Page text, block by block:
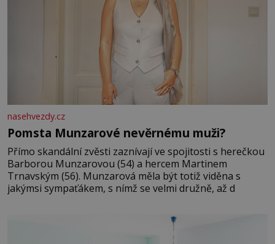
nasehvezdy.cz
Pomsta Munzarové nevěrnému muži?
Přímo skandální zvěsti zaznívají ve spojitosti s herečkou
Barborou Munzarovou (54) a hercem Martinem
Trnavským (56). Munzarová měla být totiž viděna s
jakýmsi sympaťákem, s nímž se velmi družně, až d